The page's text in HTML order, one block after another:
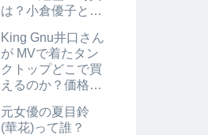
は？小倉優子と別
King Gnu井口さん
が MVで着たタン
クトップどこで買
えるのか？価格も
元女優の夏目鈴
(華花)って誰？